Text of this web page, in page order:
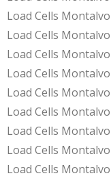
Load Cells
Load Cells
Load Cells
Load Cells
Load Cells
Load Cells
Load Cells
Load Cells
Load Cells